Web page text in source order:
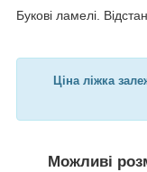
Букові ламелі.
Ціна ліжка
Можливі